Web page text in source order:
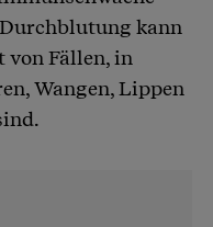
kann
von Fällen, in
Wangen, Lippen